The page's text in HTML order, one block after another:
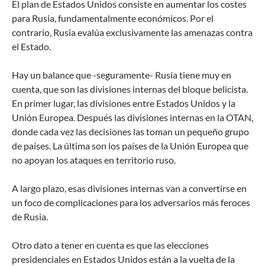
El plan de Estados Unidos consiste en aumentar los costes
para Rusia, fundamentalmente económicos. Por el
contrario, Rusia evalúa exclusivamente las amenazas contra
el Estado.
Hay un balance que -seguramente- Rusia tiene muy en
cuenta, que son las divisiones internas del bloque belicista.
En primer lugar, las divisiones entre Estados Unidos y la
Unión Europea. Después las divisiones internas en la OTAN,
donde cada vez las decisiones las toman un pequeño grupo
de países. La última son los países de la Unión Europea que
no apoyan los ataques en territorio ruso.
A largo plazo, esas divisiones internas van a convertirse en
un foco de complicaciones para los adversarios más feroces
de Rusia.
Otro dato a tener en cuenta es que las elecciones
presidenciales en Estados Unidos están a la vuelta de la